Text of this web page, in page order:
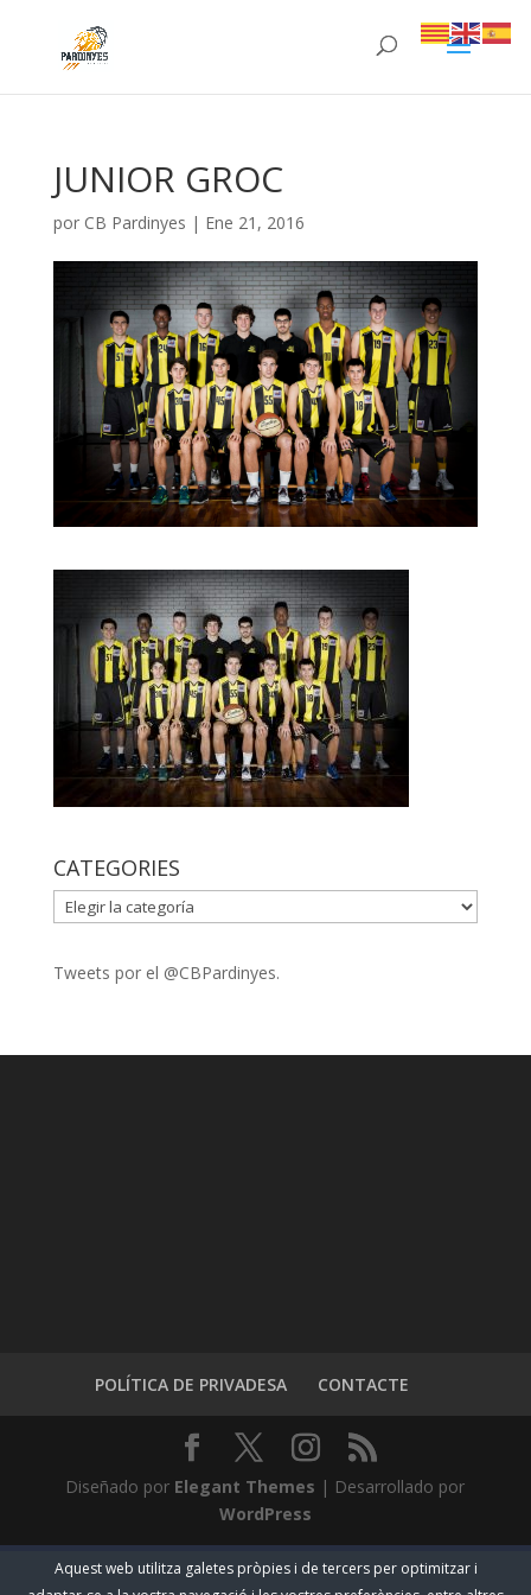
JUNIOR GROC
por CB Pardinyes | Ene 21, 2016
CATEGORIES
CATEGORIES
Tweets por el @CBPardinyes.
POLÍTICA DE PRIVADESA CONTACTE
Diseñado por Elegant Themes | Desarrollado por
WordPress
Aquest web utilitza galetes pròpies i de tercers per optimitzar i